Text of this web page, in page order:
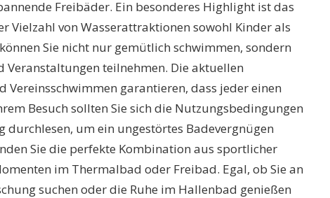
Freibäder. Ein besonderes Highlight ist das
Vielzahl von Wasserattraktionen sowohl Kinder als
Sie nicht nur gemütlich schwimmen, sondern
Veranstaltungen teilnehmen. Die aktuellen
Vereinsschwimmen garantieren, dass jeder einen
Besuch sollten Sie sich die Nutzungsbedingungen
um ein ungestörtes Badevergnügen
Sie die perfekte Kombination aus sportlicher
im Thermalbad oder Freibad. Egal, ob Sie an
suchen oder die Ruhe im Hallenbad genießen